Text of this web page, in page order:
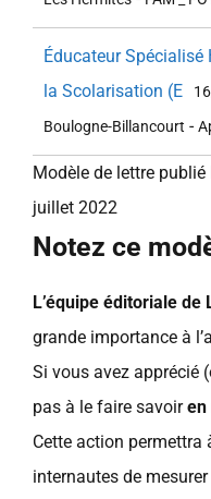
Éducateur Spécialisé
la Scolarisation (E
Boulogne-Billancourt -
Modèle de lettre
juillet 2022
Notez ce
L’équipe éditoriale de
grande importance à
Si vous avez apprécié
pas à le faire savoiren
Cette action permettra
internautes de